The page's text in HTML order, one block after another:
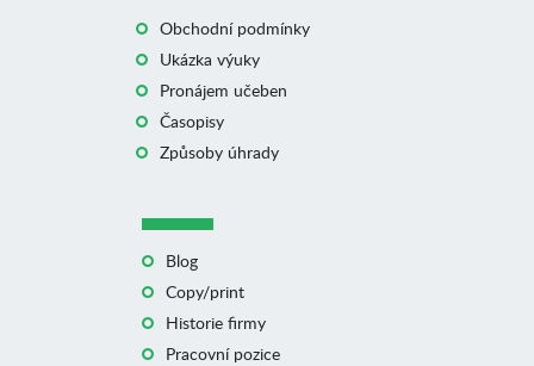
Obchodní podmínky
Ukázka výuky
Pronájem učeben
Časopisy
Způsoby úhrady
Blog
Copy/print
Historie firmy
Pracovní pozice